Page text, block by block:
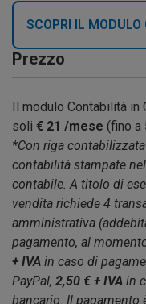
SCOPRI IL
Prezzo
Il modulo Contabilità in
soli € 21 /mese (fino a
*Con riga contabilizzata
contabilità stampate
contabile. A titolo di
vendita richiede 4
amministrativa
pagamento, al
+ IVA in caso di
PayPal, 2,50 € + IVA in
bancario. Il pagamento